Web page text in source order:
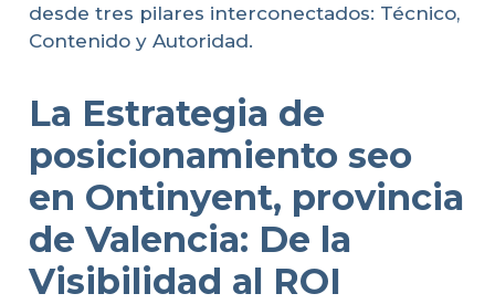
desde tres pilares interconectados: Técnico,
Contenido y Autoridad.
La Estrategia de
posicionamiento seo
en Ontinyent, provincia
de Valencia: De la
Visibilidad al ROI